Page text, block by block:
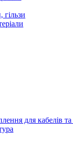
для кабелів